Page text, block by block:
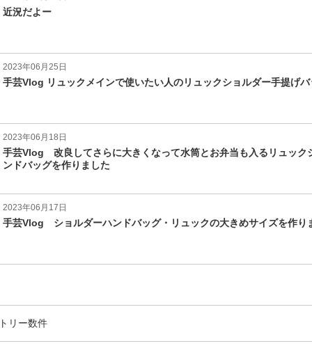
近況だよー
2023年06月25日
手芸Vlog リュックメインで使いたい人のリュックショルダー手提げ
2023年06月18日
手芸Vlog 改良してさらに大きくなって水筒とお弁当も入るリュック
ンドバッグを作りました
2023年06月17日
手芸Vlog ショルダーハンドバッグ・リュックの大きめサイズを作り
リー数件